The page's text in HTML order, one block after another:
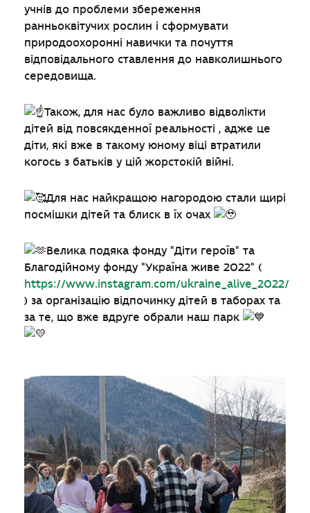
учнів до проблеми збереження
ранньоквітучих рослин і сформувати
природоохоронні навички та почуття
відповідального ставлення до навколишнього
середовища.
Також, для нас було важливо відволікти
дітей від повсякденної реальності , адже це
діти, які вже в такому юному віці втратили
когось з батьків у цій жорстокій війні.
Для нас найкращою нагородою стали щирі
посмішки дітей та блиск в їх очах
Велика подяка фонду "Діти героїв" та
Благодійному фонду "Україна живе 2022" (
https://www.instagram.com/ukraine_alive_2022/
) за організацію відпочинку дітей в таборах та
за те, що вже вдруге обрали наш парк